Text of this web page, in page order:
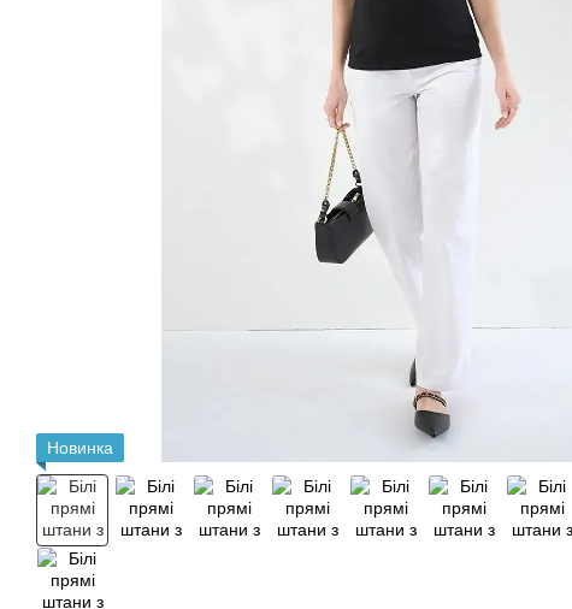
Новинка